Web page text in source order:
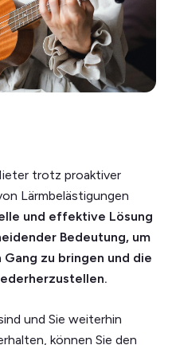
trotz proaktiver
Lärmbelästigungen
und effektive Lösung
Bedeutung, um
zu bringen und die
und Sie weiterhin
können Sie den